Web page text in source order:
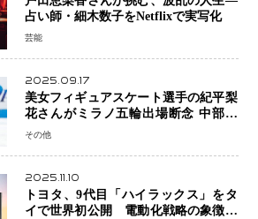
占い師・細木数子をNetflixで実写化
芸能
2025.09.17
美女フィギュアスケート選手の紀平梨
花さんがミラノ五輪出場断念 中部選
手権欠場を発表「安全最優先の判断」
その他
2025.11.10
トヨタ、9代目「ハイラックス」をタ
イで世界初公開 電動化戦略の象徴と